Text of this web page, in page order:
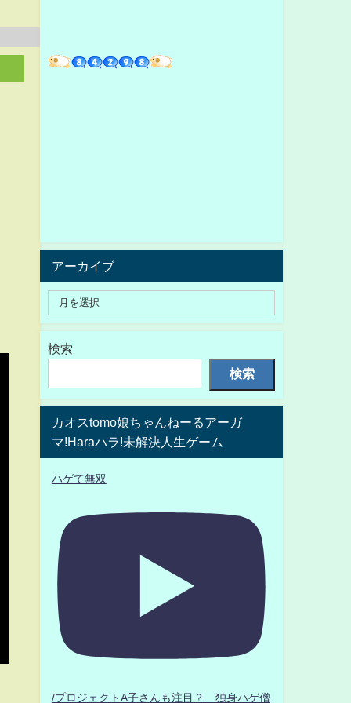
アーカイブ
検索
検索
カオスtomo娘ちゃんねーるアーガ
マ!Haraハラ!未解決人生ゲーム
ハゲて無双
/プロジェクトA子さんも注目？ 独身ハゲ僧